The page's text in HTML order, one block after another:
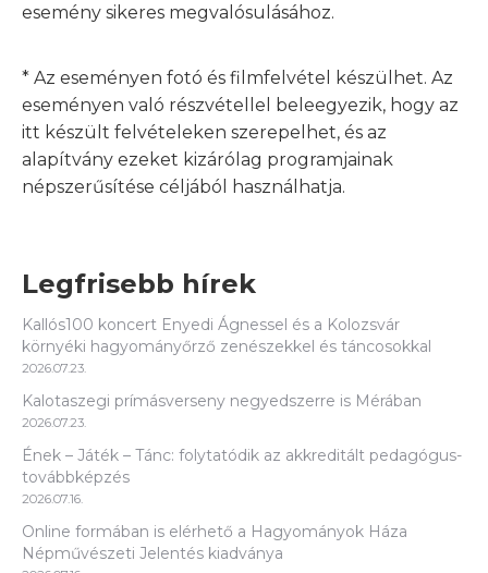
esemény sikeres megvalósulásához.
* Az eseményen fotó és filmfelvétel készülhet. Az
eseményen való részvétellel beleegyezik, hogy az
itt készült felvételeken szerepelhet, és az
alapítvány ezeket kizárólag programjainak
népszerűsítése céljából használhatja.
Legfrisebb hírek
Kallós100 koncert Enyedi Ágnessel és a Kolozsvár
környéki hagyományőrző zenészekkel és táncosokkal
2026.07.23.
Kalotaszegi prímásverseny negyedszerre is Mérában
2026.07.23.
Ének – Játék – Tánc: folytatódik az akkreditált pedagógus-
továbbképzés
2026.07.16.
Online formában is elérhető a Hagyományok Háza
Népművészeti Jelentés kiadványa